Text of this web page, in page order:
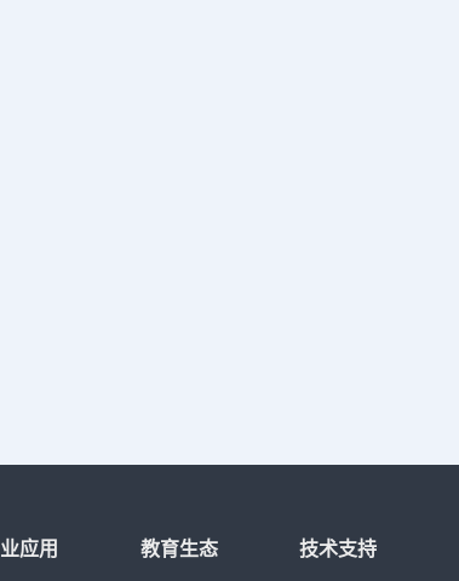
应用 教育生态 技术支持